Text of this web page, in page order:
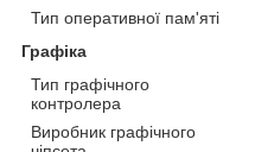
Тип оперативної пам'яті
Графіка
Тип графічного
контролера
Виробник графічного